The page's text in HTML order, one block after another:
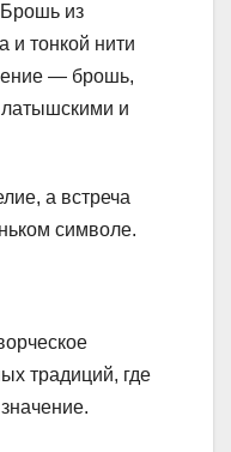
из
и тонкой нити
— брошь,
и
а встреча
символе.
традиций, где